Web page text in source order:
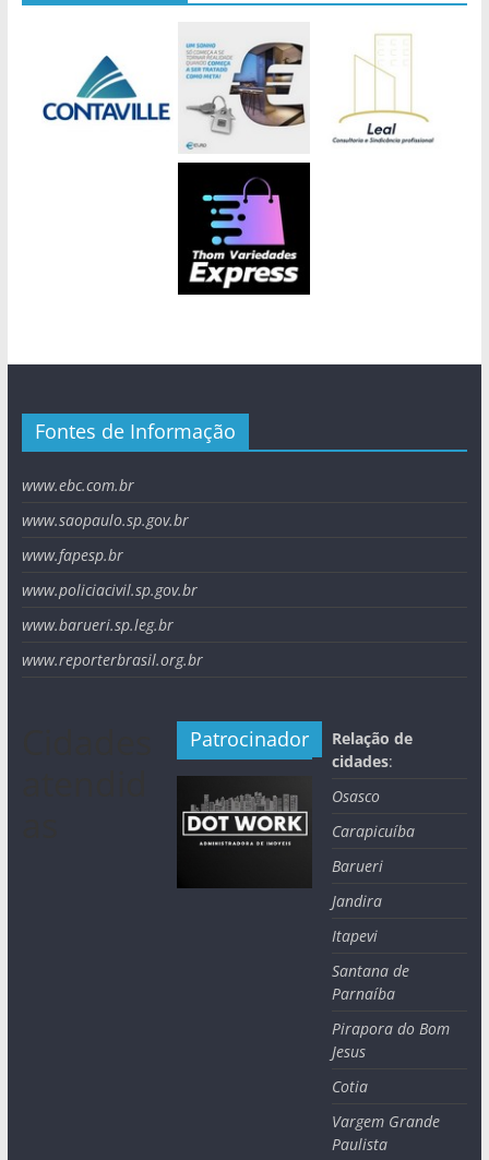
Fontes de Informação
www.ebc.com.br
www.saopaulo.sp.gov.br
www.fapesp.br
www.policiacivil.sp.gov.br
www.barueri.sp.leg.br
www.reporterbrasil.org.br
Patrocinador
Relação de
cidades:
Osasco
Carapicuíba
Barueri
Jandira
Itapevi
Santana de
Parnaíba
Pirapora do Bom
Jesus
Cotia
Vargem Grande
Paulista